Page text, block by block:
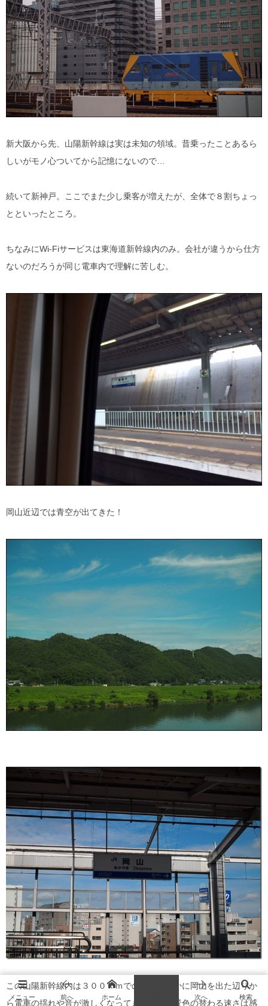
新大阪から先、山陽新幹線は実は未知の領域。昔乗ったことあるら
しいがモノ心ついてから記憶にないので…
続いて新神戸。ここでまた少し乗客が増えたが、全体で８割ちょっ
とといったところ。
ちなみにWi-Fiサービスは東海道新幹線内のみ。会社が違うから仕方
ないのだろうが同じ電車内で理解に苦しむ。
岡山近辺では青空が出てきた！
この山陽新幹線内は３００ｋｍでの運転。確かに岡山を出た辺りか
ら電車の揺れや音が激しくなってきた。外の景色の替わる速さは感
メニュー 検索
前へ ホーム 次へ